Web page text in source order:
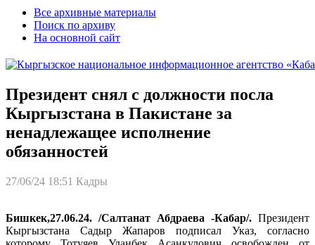
Все архивные материалы
Поиск по архиву
На основной сайт
Президент снял с должности посла
Кыргызстана в Пакистане за
ненадлежащее исполнение
обязанностей
27/06/24 18:51 Кадры
Бишкек,27.06.24. /Салтанат Абдраева -Кабар/. Президент
Кыргызстана Садыр Жапаров подписал Указ, согласно